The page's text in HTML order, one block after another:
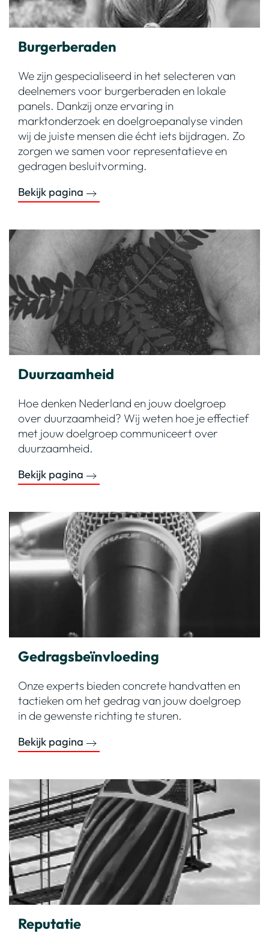
Burgerberaden
We zijn gespecialiseerd in het selecteren van
deelnemers voor burgerberaden en lokale
panels. Dankzij onze ervaring in
marktonderzoek en doelgroepanalyse vinden
wij de juiste mensen die écht iets bijdragen. Zo
zorgen we samen voor representatieve en
gedragen besluitvorming.
Bekijk pagina
Duurzaamheid
Hoe denken Nederland en jouw doelgroep
over duurzaamheid? Wij weten hoe je effectief
met jouw doelgroep communiceert over
duurzaamheid.
Bekijk pagina
Gedragsbeïnvloeding
Onze experts bieden concrete handvatten en
tactieken om het gedrag van jouw doelgroep
in de gewenste richting te sturen.
Bekijk pagina
Reputatie